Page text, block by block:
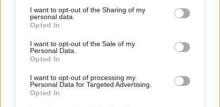
I want to opt-out of the Sharing of my
personal data.
Opted In
I want to opt-out of the Sale of my
Personal Data.
Opted In
I want to opt-out of processing my
Personal Data for Targeted Advertising.
Opted In
του. Πέθανε το 1963 σε ηλικία 83 ετών. Έφτασε σε
αυτή την ηλικία, παρά τους τραυματισμούς σε όλο
του το σώμα, τις δυο πτώσεις αεροπλάνων και το
γεγονός ότι σχεδόν σε όλη του την ζωή, βρισκόταν
μέσα σε πόλεμο. Όπως είπε κι ο ίδιος, του άρεσε ο
με καμιά άλλη...